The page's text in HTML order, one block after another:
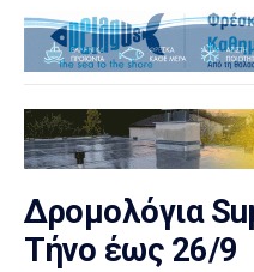
Δρομολόγια
Τήνο έως 26/9